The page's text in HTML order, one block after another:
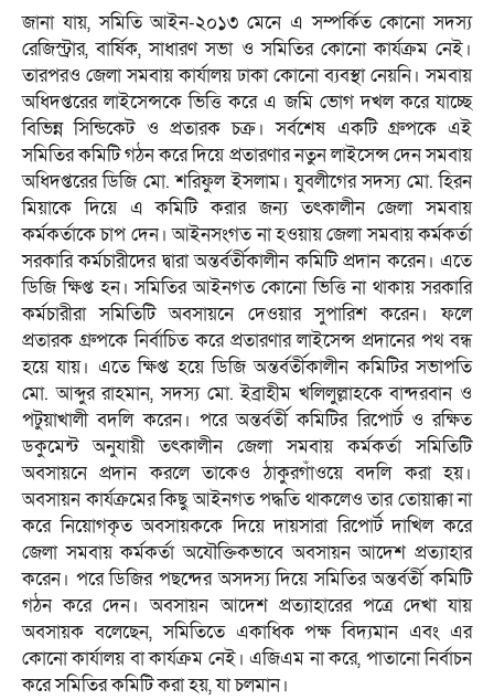
জানা যায়, সমিতি আইন-২০১৩ মেনে এ সম্পর্কিত কোনো সদস্য
রেজিস্ট্রার, বার্ষিক, সাধারণ সভা ও সমিতির কোনো কার্যক্রম নেই।
তারপরও জেলা সমবায় কার্যালয় ঢাকা কোনো ব্যবস্থা নেয়নি। সমবায়
অধিদপ্তরের লাইসেন্সকে ভিত্তি করে এ জমি ভোগ দখল করে যাচ্ছে
বিভিন্ন সিন্ডিকেট ও প্রতারক চক্র। সর্বশেষ একটি গ্রুপকে এই
সমিতির কমিটি গঠন করে দিয়ে প্রতারণার নতুন লাইসেন্স দেন সমবায়
অধিদপ্তরের ডিজি মো. শরিফুল ইসলাম। যুবলীগের সদস্য মো. হিরন
মিয়াকে দিয়ে এ কমিটি করার জন্য তৎকালীন জেলা সমবায়
কর্মকর্তাকে চাপ দেন। আইনসংগত না হওয়ায় জেলা সমবায় কর্মকর্তা
সরকারি কর্মচারীদের দ্বারা অন্তর্বর্তীকালীন কমিটি প্রদান করেন। এতে
ডিজি ক্ষিপ্ত হন। সমিতির আইনগত কোনো ভিত্তি না থাকায় সরকারি
কর্মচারীরা সমিতিটি অবসায়নে দেওয়ার সুপারিশ করেন। ফলে
প্রতারক গ্রুপকে নির্বাচিত করে প্রতারণার লাইসেন্স প্রদানের পথ বন্ধ
হয়ে যায়। এতে ক্ষিপ্ত হয়ে ডিজি অন্তর্বর্তীকালীন কমিটির সভাপতি
মো. আব্দুর রাহমান, সদস্য মো. ইব্রাহীম খলিলুল্লাহকে বান্দরবান ও
পটুয়াখালী বদলি করেন। পরে অন্তর্বর্তী কমিটির রিপোর্ট ও রক্ষিত
ডকুমেন্ট অনুযায়ী তৎকালীন জেলা সমবায় কর্মকর্তা সমিতিটি
অবসায়নে প্রদান করলে তাকেও ঠাকুরগাঁওয়ে বদলি করা হয়।
অবসায়ন কার্যক্রমের কিছু আইনগত পদ্ধতি থাকলেও তার তোয়াক্কা না
করে নিয়োগকৃত অবসায়ককে দিয়ে দায়সারা রিপোর্ট দাখিল করে
জেলা সমবায় কর্মকর্তা অযৌক্তিকভাবে অবসায়ন আদেশ প্রত্যাহার
করেন। পরে ডিজির পছন্দের অসদস্য দিয়ে সমিতির অন্তর্বর্তী কমিটি
গঠন করে দেন। অবসায়ন আদেশ প্রত্যাহারের পত্রে দেখা যায়
অবসায়ক বলেছেন, সমিতিতে একাধিক পক্ষ বিদ্যমান এবং এর
কোনো কার্যালয় বা কার্যক্রম নেই। এজিএম না করে, পাতানো নির্বাচন
করে সমিতির কমিটি করা হয়, যা চলমান।